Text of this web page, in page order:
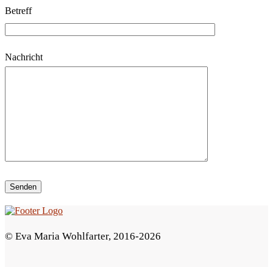
a
s
s
e
s
e
l
Betreff
Nachricht
© Eva Maria Wohlfarter, 2016-2026